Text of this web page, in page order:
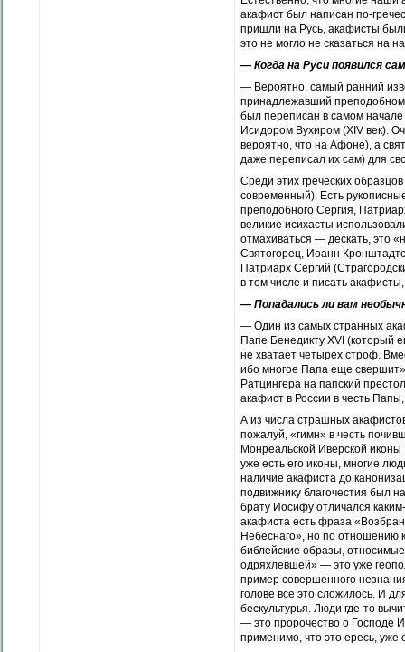
акафист был написан по-
пришли на Русь, акафисты
это не могло не сказаться на
— Когда на Руси появился
— Вероятно, самый ранний
принадлежавший
был переписан в самом
Исидором Вухиром (XIV век).
вероятно, что на Афоне), а
даже переписал их сам) для
Среди этих греческих
современный). Есть
преподобного Сергия,
великие исихасты
отмахиваться — дескать, это
Святогорец, Иоанн
Патриарх Сергий
в том числе и писать
— Попадались ли вам
— Один из самых странных
Папе Бенедикту XVI (который
не хватает четырех строф.
ибо многое Папа еще
Ратцингера на папский
акафист в России в честь
А из числа страшных
пожалуй, «гимн» в честь
Монреальской Иверской
уже есть его иконы, многие
наличие акафиста до
подвижнику благочестия был
брату Иосифу отличался
акафиста есть фраза
Небеснаго», но по отношению
библейские образы, относимые
одряхлевшей» — это уже
пример совершенного
голове все это сложилось. И
бескультурья. Люди где-то
— это пророчество о Господе
применимо, что это ересь, уже